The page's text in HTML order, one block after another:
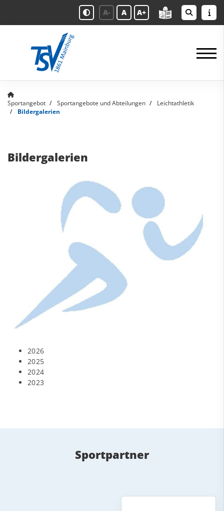
A- A A+
Sportangebot Sportangebote und Abteilungen
Leichtathletik
Bildergalerien
Bildergalerien
2026
2025
2024
2023
Sportpartner